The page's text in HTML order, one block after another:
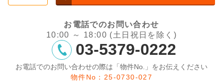
お電話でのお問い合わせ
10:00 ～ 18:00 (土日祝日を除く)
03-5379-0222
お電話でのお問い合わせの際は「物件No.」をお伝えください
物件No：25-0730-027